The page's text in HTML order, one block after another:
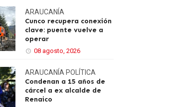
ARAUCANÍA
Cunco recupera conexión
clave: puente vuelve a
operar
08 agosto, 2026
ARAUCANÍA POLÍTICA
Condenan a 15 años de
cárcel a ex alcalde de
Renaico